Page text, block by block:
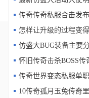
传奇传奇私服合击发
戏蓄力完整脚本
怎样让升级的过程变
仿盛大BUG装备主要
怀旧传奇击杀BOSS传
传奇世界变态私服单
剑法吗
10传奇孤月玉兔传奇